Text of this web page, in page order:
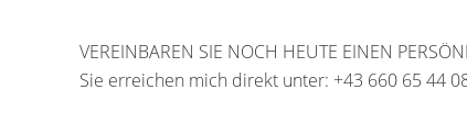
VEREINBAREN SIE NOCH HEUTE EINEN
Sie erreichen mich direkt unter: +43 660 65 44